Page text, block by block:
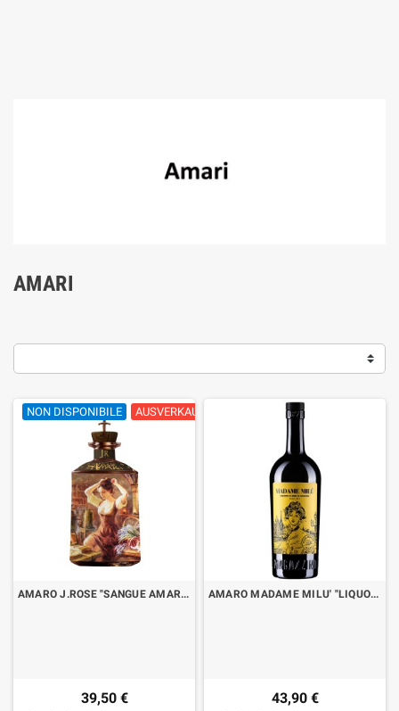
AMARI
NON DISPONIBILE AUSVERKAUFT
AMARO J.ROSE "SANGUE AMARO IL SEGRETO" CL.70
39,50 €
AMARO MADAME MILU' "LIQUORE DA BERE AL BISOGNO" CL.70
43,90 €